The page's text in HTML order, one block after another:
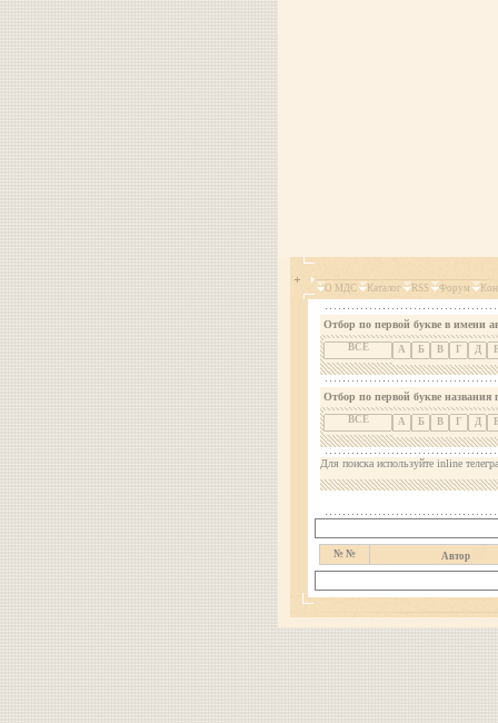
О МДС Каталог RSS Форум
Отбор по первой букве в имени
ВСЕ А Б В Г Д
Отбор по первой букве названия
ВСЕ А Б В Г Д
Для поиска используйте inline
№ № Автор